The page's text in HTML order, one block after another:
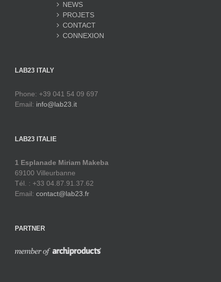
NEWS
PROJETS
CONTACT
CONNEXION
LAB23 ITALY
Phone: +39 041 54 09 697
Email: info@lab23.it
LAB23 ITALIE
1 Esplanade Miriam Makeba
69100 Villeurbanne
Tél. : +33 04.87.91.37.62
Email: contact@lab23.fr
PARTNER